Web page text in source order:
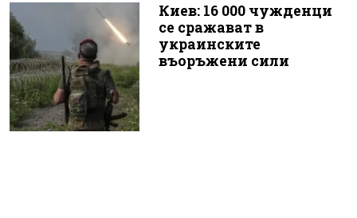
Киев: 16 000 чужденци
се сражават в
украинските
въоръжени сили